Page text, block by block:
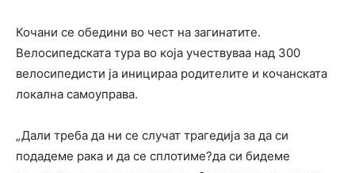
Кочани се обедини во чест на загинатите.
Велосипедската тура во која учествуваа над 300
велосипедисти ја иницираа родителите и кочанската
локална самоуправа.
„Дали треба да ни се случат трагедија за да си
подадеме рака и да се сплотиме?да си бидеме